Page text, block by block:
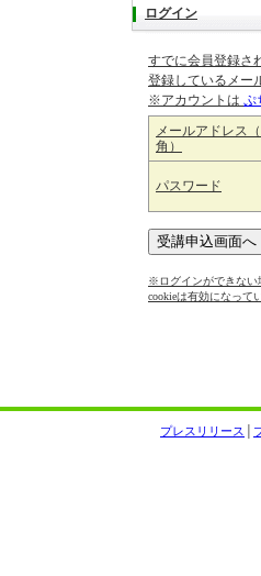
ログイン
すでに会員登録さ
登録しているメー
※アカウントは ぷ
メールアドレス
角）
パスワード
※ログインができない
cookieは有効になって
プレスリリース